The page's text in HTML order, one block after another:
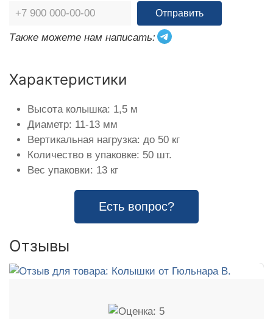
Отправить
Также можете нам написать:
Характеристики
Высота колышка: 1,5 м
Диаметр: 11-13 мм
Вертикальная нагрузка: до 50 кг
Количество в упаковке: 50 шт.
Вес упаковки: 13 кг
Есть вопрос?
Отзывы